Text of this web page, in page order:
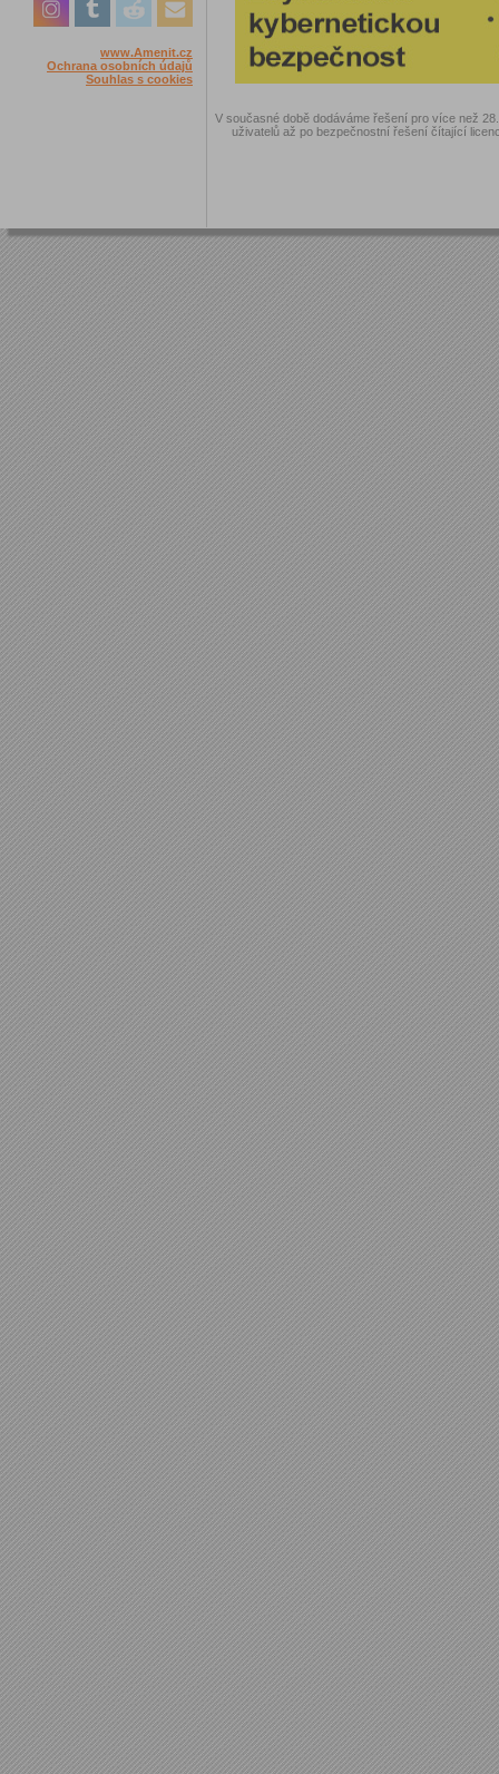
www.Amenit.cz
Ochrana osobních údajů
Souhlas s cookies
V současné době dodáváme řešení pro více než
uživatelů až po bezpečnostní řešení čítající